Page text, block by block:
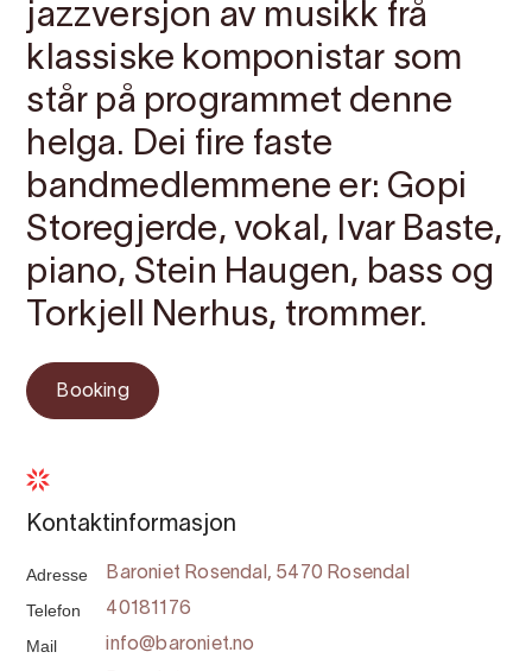
jazzversjon av musikk frå
klassiske komponistar som
står på programmet denne
helga. Dei fire faste
bandmedlemmene er: Gopi
Storegjerde, vokal, Ivar Baste,
piano, Stein Haugen, bass og
Torkjell Nerhus, trommer.
Booking
Kontaktinformasjon
Adresse Baroniet Rosendal, 5470 Rosendal
Telefon 40181176
Mail info@baroniet.no